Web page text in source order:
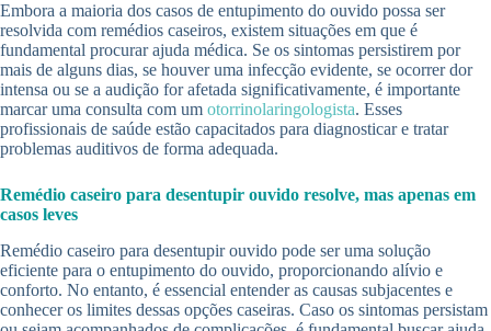
Embora a maioria dos casos de entupimento do ouvido possa ser
resolvida com remédios caseiros, existem situações em que é
fundamental procurar ajuda médica. Se os sintomas persistirem por
mais de alguns dias, se houver uma infecção evidente, se ocorrer dor
intensa ou se a audição for afetada significativamente, é importante
marcar uma consulta com um otorrinolaringologista. Esses
profissionais de saúde estão capacitados para diagnosticar e tratar
problemas auditivos de forma adequada.
Remédio caseiro para desentupir ouvido resolve, mas apenas em
casos leves
Remédio caseiro para desentupir ouvido pode ser uma solução
eficiente para o entupimento do ouvido, proporcionando alívio e
conforto. No entanto, é essencial entender as causas subjacentes e
conhecer os limites dessas opções caseiras. Caso os sintomas persistam